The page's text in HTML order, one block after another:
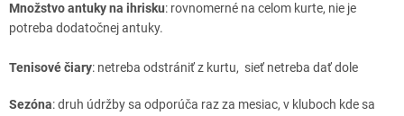
Množstvo antuky na ihrisku: rovnomerné na celom kurte, nie je
potreba dodatočnej antuky.
Tenisové čiary: netreba odstrániť z kurtu, sieť netreba dať dole
Sezóna: druh údržby sa odporúča raz za mesiac, v kluboch kde sa